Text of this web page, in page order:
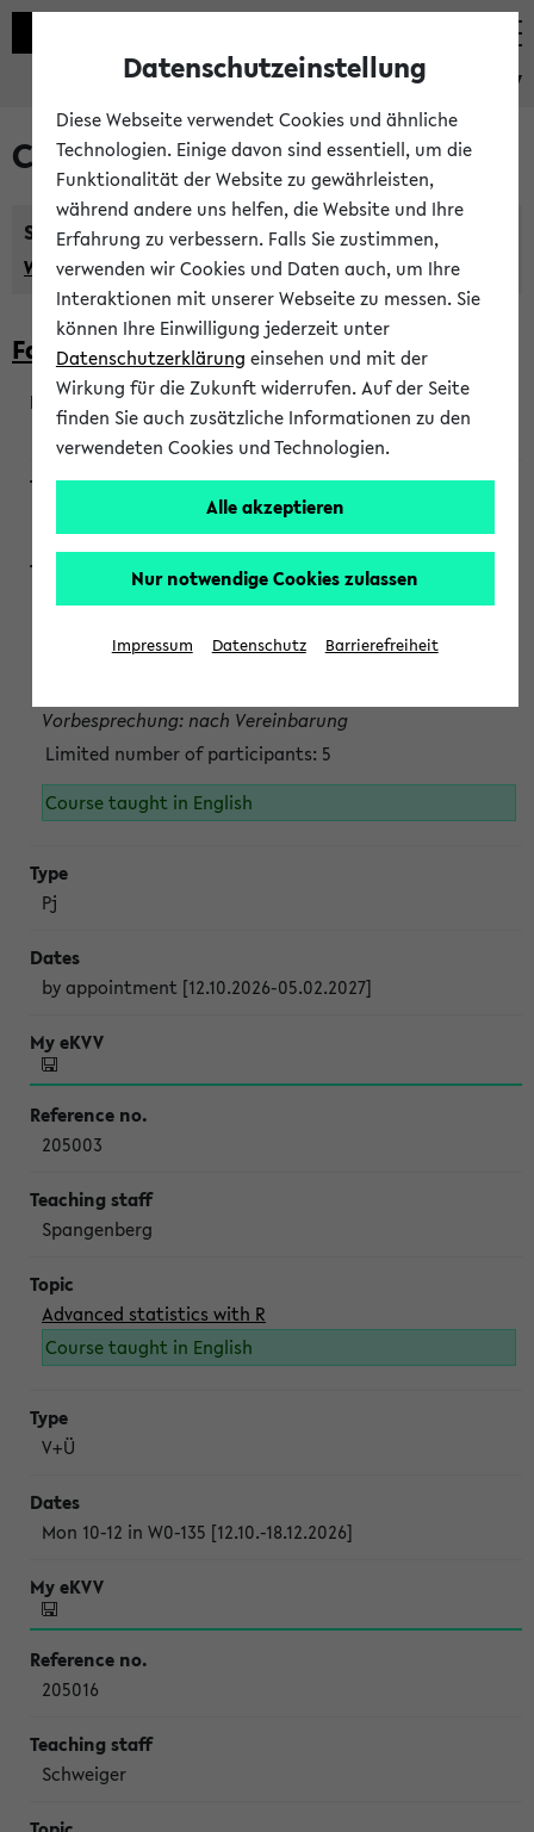
eKVV
Courses taught in English
Semester:
WiSe 2026/2027 SoSe 2026 Previous...
Faculty of Biology
200923
Wendisch, Peters-Wendisch, Stegelmann
Projektmodul "Bakterielle Biotechnologie"
Persönliche Anmeldung beim Veranstalter ist unbedingt
Vorbesprechung: nach Vereinbarung
Limited number of participants: 5
Course taught in English
Pj
by appointment [12.10.2026-05.02.2027]
205003
Spangenberg
Advanced statistics with R
Course taught in English
V+Ü
Mon 10-12 in W0-135 [12.10.-18.12.2026]
205016
Schweiger
Datenschutzeinstellung
Diese Webseite verwendet Cookies und ähnliche
Technologien. Einige davon sind essentiell, um die
Funktionalität der Website zu gewährleisten,
während andere uns helfen, die Website und Ihre
Erfahrung zu verbessern. Falls Sie zustimmen,
verwenden wir Cookies und Daten auch, um Ihre
Interaktionen mit unserer Webseite zu messen. Sie
können Ihre Einwilligung jederzeit unter
Datenschutzerklärung einsehen und mit der
Wirkung für die Zukunft widerrufen. Auf der Seite
finden Sie auch zusätzliche Informationen zu den
verwendeten Cookies und Technologien.
Alle akzeptieren
Nur notwendige Cookies zulassen
Impressum Datenschutz Barrierefreiheit